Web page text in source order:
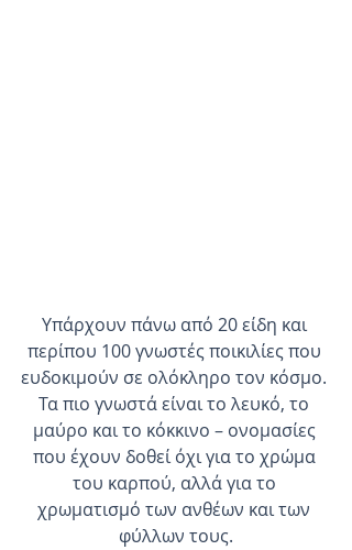
Υπάρχουν πάνω από 20 είδη και
περίπου 100 γνωστές ποικιλίες που
ευδοκιμούν σε ολόκληρο τον κόσμο.
Τα πιο γνωστά είναι το λευκό, το
μαύρο και το κόκκινο – ονομασίες
που έχουν δοθεί όχι για το χρώμα
του καρπού, αλλά για το
χρωματισμό των ανθέων και των
φύλλων τους.